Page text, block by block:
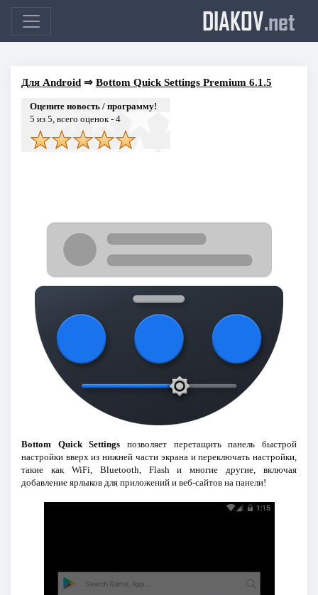
DIAKOV.net
Для Android⇒ Bottom Quick Settings Premium 6.1.5
Оцените новость / программу!
5 из 5, всего оценок - 4
Bottom Quick Settings позволяет перетащить панель быстрой
настройки вверх из нижней части экрана и переключать настройки,
такие как WiFi, Bluetooth, Flash и многие другие, включая
добавление ярлыков для приложений и веб-сайтов на панели!